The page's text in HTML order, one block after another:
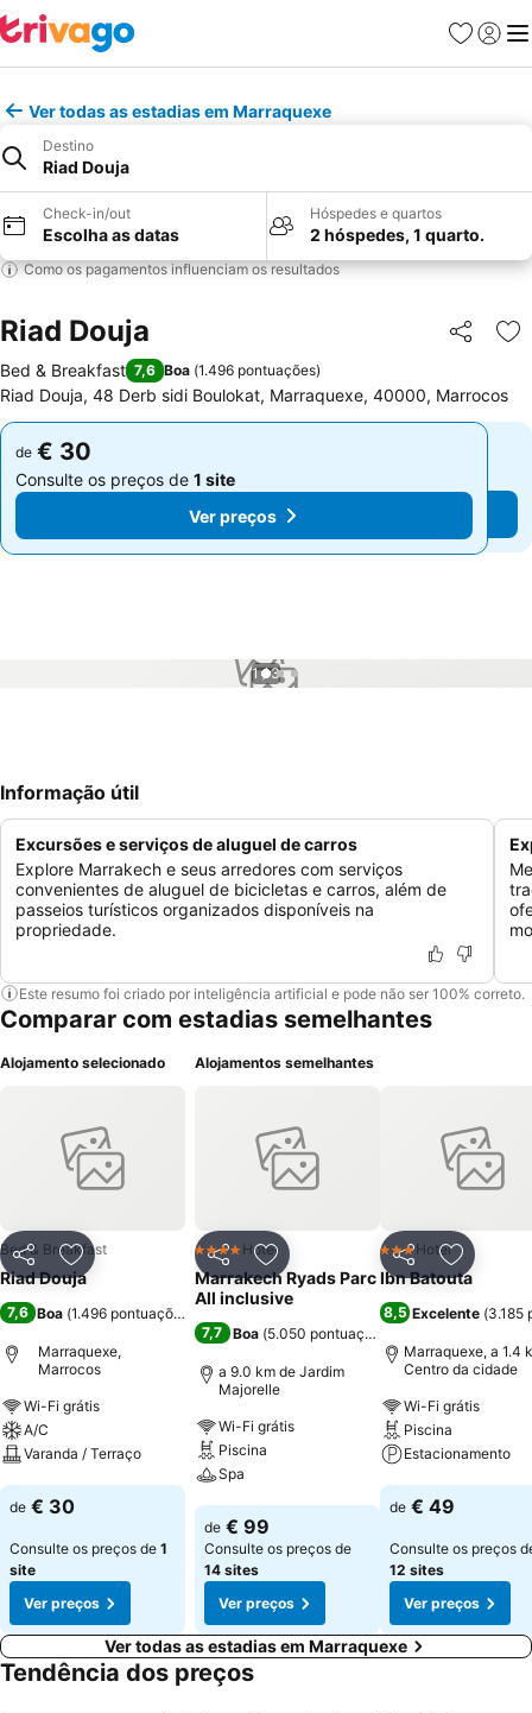
Favoritos
Iniciar
Ver todas as estadias em Marraquexe
Destino
Riad Douja
Check-in/out
Escolha as datas
Hóspedes e quartos
2 hóspedes, 1 quarto.
Como os pagamentos influenciam os resultados
Riad Douja Partilhar
Bed & Breakfast 7,6 Boa (1.496 pontuações)
Riad Douja, 48 Derb sidi Boulokat, Marraquexe, 40000, Marrocos
de € 30
Consulte os preços de 1 site
Ver preços
de € 30
Consulte os preços de 1 site
Ver preços
1 / 3
Informação útil
Excursões e serviços de aluguel de carros
Explore Marrakech e seus arredores com serviços
convenientes de aluguel de bicicletas e carros, além de
passeios turísticos organizados disponíveis na
propriedade.
Este resumo foi criado por inteligência artificial e pode não ser 100% correto.
Comparar com estadias semelhantes
Alojamento selecionado
PartilharAdicionar aos favoritos
Bed & Breakfast
Riad Douja
7,6 Boa (1.496 pontuações
Marraquexe,
Marrocos
Wi-Fi grátis
A/C
Varanda / Terraço
Ver preços
de € 30
Consulte os preços de 1
site
Ver preços
Alojamentos semelhantes
PartilharAdicionar aos favoritos
4 EstrelasHotel
Marrakech Ryads Parc
All inclusive
7,7 Boa (5.050 pontuações
a 9.0 km de Jardim
Majorelle
Wi-Fi grátis
Piscina
Spa
Ver preços
de € 99
Consulte os preços de
14 sites
Ver preços
Partilhar
3 Estrelas
Hotel
Ibn Batouta
8,5 Excelente (3.185
Marraquexe, a 1.4
Centro da cidade
Wi-Fi grátis
Piscina
Estacionamento
Ver preços
de € 49
Consulte os preços
12 sites
Ver preços
Ver todas as estadias em Marraquexe
Tendência dos preços